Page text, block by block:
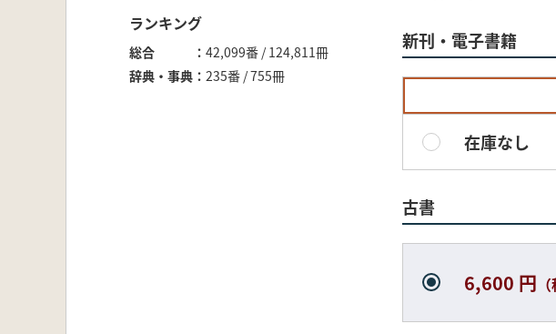
ランキング
総合
42,099番 / 124,811冊
辞典・事典
235番 / 755冊
新刊・電子書籍
在庫なし
古書
6,600 円